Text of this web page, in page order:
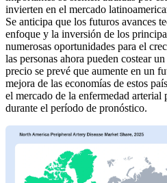
invierten en el mercado
Se anticipa que los futuros avances
enfoque y la inversión de los
numerosas oportunidades para el
las personas ahora pueden costear
precio se prevé que aumente en un
mejora de las economías de estos
el mercado de la enfermedad arterial
durante el período de pronóstico.